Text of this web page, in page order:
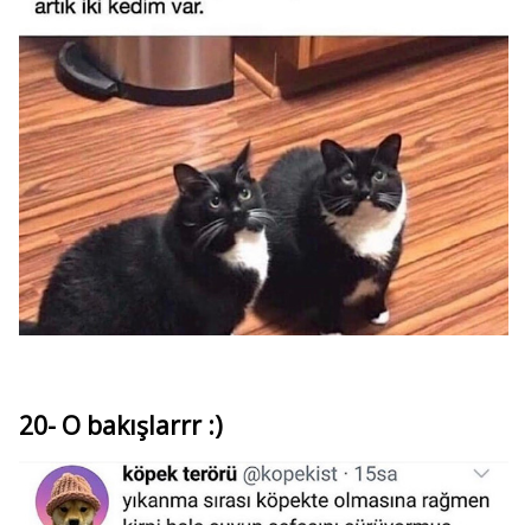
20- O bakışlarrr :)